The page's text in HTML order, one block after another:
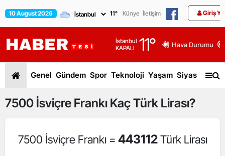
10 August 2026 11° Künye İletişim Giriş
İstanbul
KAPALI
11° Hava Durumu
Genel Gündem Spor Teknoloji Yaşam Siyaset
7500 İsviçre Frankı Kaç Türk Lirası?
7500 İsviçre Frankı = 443112Türk Lirası